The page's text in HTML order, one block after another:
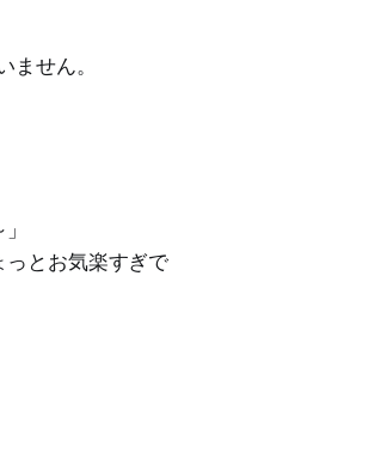
ません。
っとお気楽すぎで